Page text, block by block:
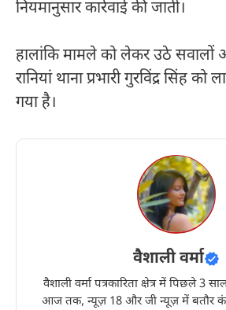
नियमानुसार कार्रवाई की जाती।
हालांकि मामले को लेकर उठे सवालों
रानियां थाना प्रभारी गुरविंद्र सिंह को
गया है।
वैशाली वर्मा
वैशाली वर्मा पत्रकारिता क्षेत्र में पिछले 3
आज तक, न्यूज़ 18 और जी न्यूज़ में बतौर